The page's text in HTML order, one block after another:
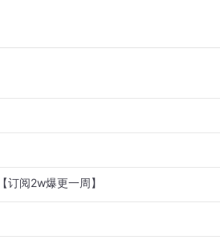
订阅2w爆更一周】